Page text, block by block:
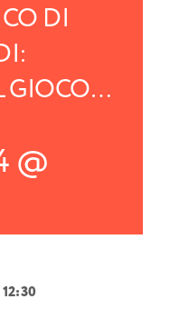
DI
GIOCO…
@